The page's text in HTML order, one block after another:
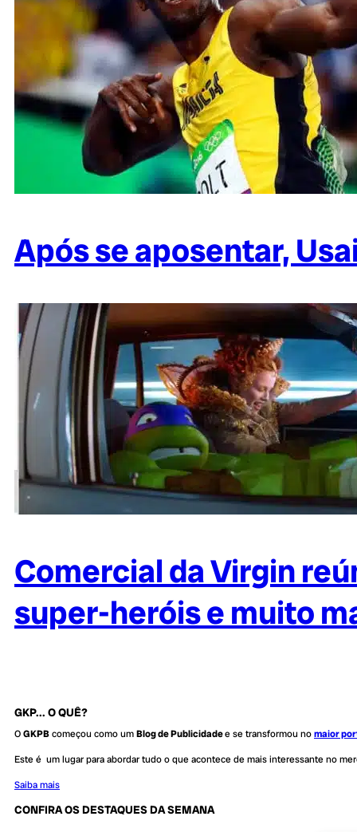
Após se aposentar,
Comercial da Virgin
super-heróis e muito
GKP... O QUÊ?
OGKPBcomeçou como umBlog de Publicidadee se transformou nomaior
Este é um lugar para abordar tudo o que acontece de mais interessante no
Saiba mais
CONFIRA OS DESTAQUES DA SEMANA